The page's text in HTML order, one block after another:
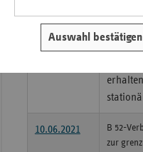
Auswahl bestätigen
wird
10.06.2021
B 52-
zur